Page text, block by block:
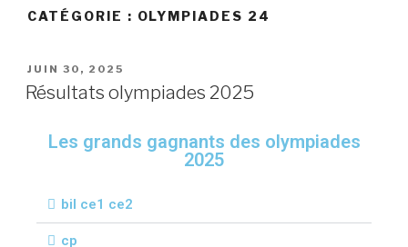
CATÉGORIE : OLYMPIADES 24
JUIN 30, 2025
Résultats olympiades 2025
Les grands gagnants des olympiades
2025
bil ce1 ce2
cp